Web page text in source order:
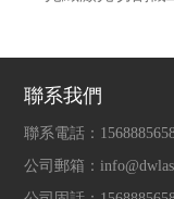
聯系我們
聯系電話：
公司郵箱：